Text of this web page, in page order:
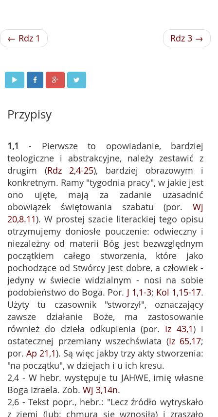
← Rdz 1 Rdz 3 →
Przypisy
1,1
- Pierwsze to opowiadanie, bardziej
teologiczne i abstrakcyjne, należy zestawić z
drugim (Rdz 2,4-25), bardziej obrazowym i
konkretnym. Ramy "tygodnia pracy", w jakie jest
ono ujęte, mają za zadanie uzasadnić
obowiązek świętowania szabatu (por. Wj
20,8.11). W prostej szacie literackiej tego opisu
otrzymujemy doniosłe pouczenie: odwieczny i
niezależny od materii Bóg jest bezwzględnym
początkiem całego stworzenia, które jako
pochodzące od Stwórcy jest dobre, a człowiek -
jedyny w świecie widzialnym - nosi na sobie
podobieństwo do Boga. Por. J 1,1-3; Kol 1,15-17.
Użyty tu czasownik "stworzył", oznaczający
zawsze działanie Boże, ma zastosowanie
również do dzieła odkupienia (por. Iz 43,1) i
ostatecznej przemiany wszechświata (Iz 65,17;
por.Ap 21,1). Są więc jakby trzy akty stworzenia:
"na początku", w dziejach i u ich kresu.
2,4 - W hebr. występuje tu JAHWE, imię własne
Boga Izraela. Zob. Wj 3,14n.
2,6 - Tekst popr., hebr.: "Lecz źródło wytryskało
z ziemi (lub: chmura się wznosiła) i zraszało